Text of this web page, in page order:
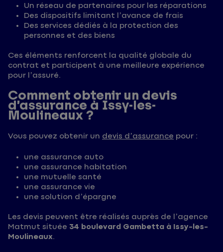
Un réseau de partenaires pour les réparations
Des dispositifs limitant l’avance de frais
Des services dédiés à la protection des
personnes et des biens
Ces éléments renforcent la qualité globale du
contrat et participent à une meilleure expérience
pour l’assuré.
Comment obtenir un devis
d’assurance à Issy-les-
Moulineaux ?
Vous pouvez obtenir un devis d’assurance pour :
une assurance auto
une assurance habitation
une mutuelle santé
une assurance vie
une solution d’épargne
Les devis peuvent être réalisés auprès de l’agence
Matmut située 34 boulevard Gambetta à Issy-les-
Moulineaux.